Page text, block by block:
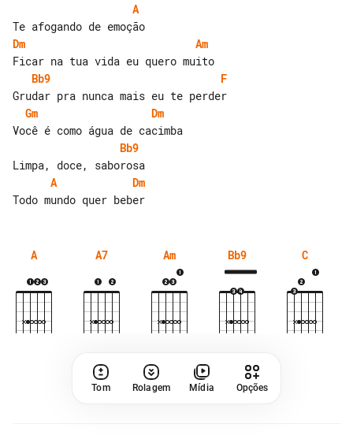
A
Dm
Am
Bb9
F
Gm
Dm
Bb9
A
Dm
A A7 Am Bb9 C
Tom Rolagem Mídia Opções